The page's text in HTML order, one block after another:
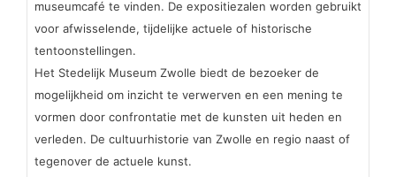
museumcafé te vinden. De expositiezalen worden gebruikt
voor afwisselende, tijdelijke actuele of historische
tentoonstellingen.
Het Stedelijk Museum Zwolle biedt de bezoeker de
mogelijkheid om inzicht te verwerven en een mening te
vormen door confrontatie met de kunsten uit heden en
verleden. De cultuurhistorie van Zwolle en regio naast of
tegenover de actuele kunst.